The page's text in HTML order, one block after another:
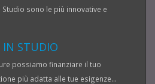
sono le più innovative e
STUDIO
possiamo finanziare il tuo
più adatta alle tue esigenze...